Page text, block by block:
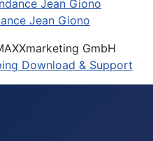
Jean Giono
GmbH
Download & Support